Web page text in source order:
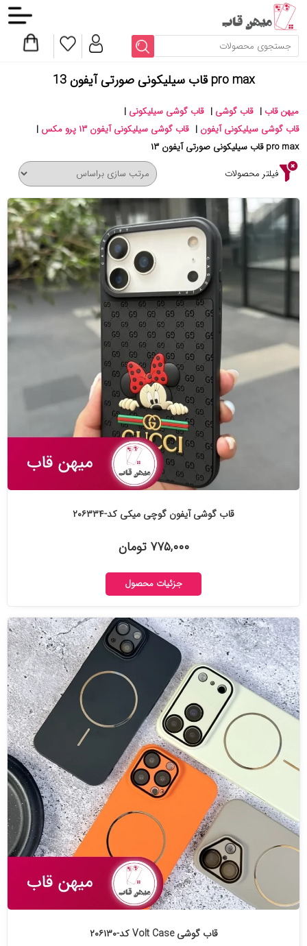
pro max قاب سیلیکونی صورتی آیفون 13
میهن قاب | قاب گوشی | قاب گوشی سیلیکونی |
قاب گوشی سیلیکونی آیفون | قاب گوشی سیلیکونی آیفون ۱۳ پرو مکس
|
pro max قاب سیلیکونی صورتی آیفون ۱۳
فیلتر محصولات
قاب گوشی آیفون گوچی میکی کد-۲۰۶۳۳۴
۷۷۵,۰۰۰ تومان
جزئیات محصول
قاب گوشی Volt Case کد-۲۰۶۱۳۰